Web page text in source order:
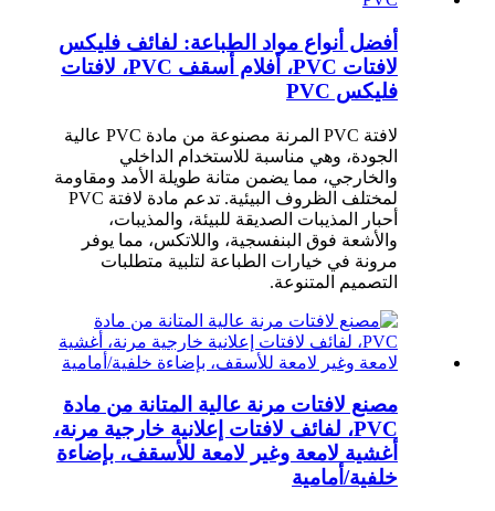
أفضل أنواع مواد الطباعة: لفائف فليكس
لافتات PVC، أفلام أسقف PVC، لافتات
فليكس PVC
لافتة PVC المرنة مصنوعة من مادة PVC عالية
الجودة، وهي مناسبة للاستخدام الداخلي
والخارجي، مما يضمن متانة طويلة الأمد ومقاومة
لمختلف الظروف البيئية. تدعم مادة لافتة PVC
أحبار المذيبات الصديقة للبيئة، والمذيبات،
والأشعة فوق البنفسجية، واللاتكس، مما يوفر
مرونة في خيارات الطباعة لتلبية متطلبات
التصميم المتنوعة.
مصنع لافتات مرنة عالية المتانة من مادة
PVC، لفائف لافتات إعلانية خارجية مرنة،
أغشية لامعة وغير لامعة للأسقف، بإضاءة
خلفية/أمامية